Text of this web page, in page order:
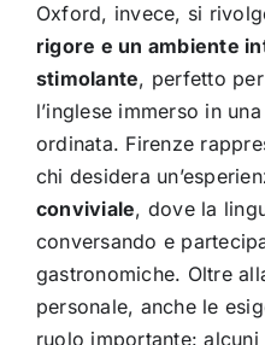
Oxford, invece, si
rigore e un ambiente
stimolante, perfetto
l’inglese immerso in
ordinata. Firenze
chi desidera
conviviale, dove la
conversando e
gastronomiche. Oltre
personale, anche le
ruolo importante: